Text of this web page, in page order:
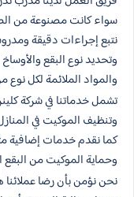
سواء كانت مصنوعة من
نتبع إجراءات دقيقة
وتحديد نوع البقع
والمواد الملائمة لكل نوع
تشمل خدماتنا في شركة
وتنظيف الموكيت في
كما نقدم خدمات إضافية
وحماية الموكيت من البقع
نحن نؤمن بأن رضا